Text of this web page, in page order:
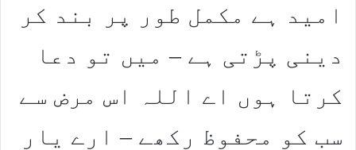
امید ہے مکمل طور پر بند کر
دینی پڑتی ہے – میں تو دعا
کرتا ہوں اے اللہ اس مرض سے
سب کو محفوظ رکھے – ارے یار